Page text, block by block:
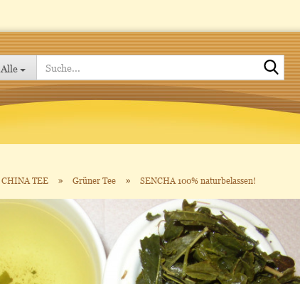
Alle
CHINA TEE » Grüner Tee » SENCHA 100% naturbelassen!